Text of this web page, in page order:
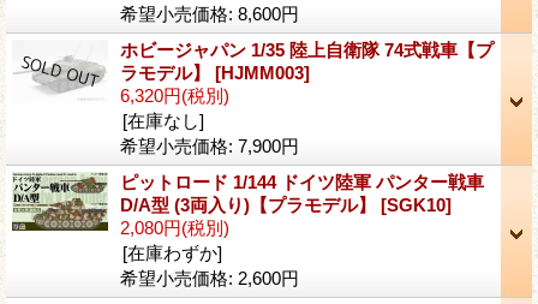
希望小売価格: 8,600円
ホビージャパン 1/35 陸上自衛隊 74式戦車【プ
ラモデル】 [HJMM003]
6,320円(税別)
[在庫なし]
希望小売価格: 7,900円
ピットロード 1/144 ドイツ陸軍 パンター戦車
D/A型 (3両入り)【プラモデル】 [SGK10]
2,080円(税別)
[在庫わずか]
希望小売価格: 2,600円